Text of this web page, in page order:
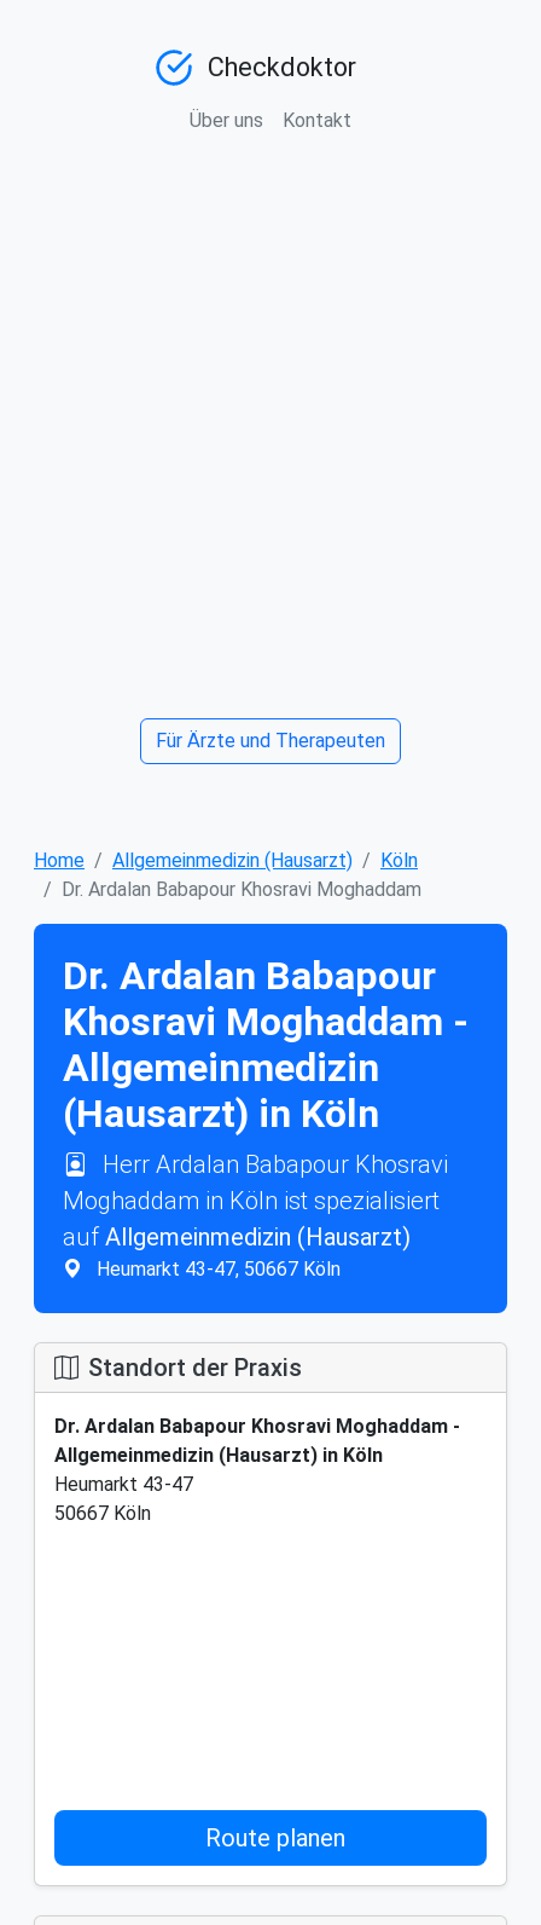
Checkdoktor
Über uns Kontakt
Für Ärzte und Therapeuten
Home Allgemeinmedizin (Hausarzt)
Köln
Dr. Ardalan Babapour Khosravi Moghaddam
Dr. Ardalan Babapour
Khosravi Moghaddam -
Allgemeinmedizin
(Hausarzt) in Köln
Herr Ardalan Babapour Khosravi
Moghaddam in Köln ist spezialisiert
aufAllgemeinmedizin (Hausarzt)
Heumarkt 43-47, 50667 Köln
Standort der Praxis
Dr. Ardalan Babapour Khosravi Moghaddam -
Allgemeinmedizin (Hausarzt) in Köln
Heumarkt 43-47
50667 Köln
Route planen